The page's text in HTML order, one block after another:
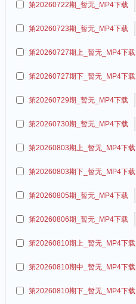
第20260722期_暂无_MP4下载
第20260723期_暂无_MP4下载
第20260727期上_暂无_MP4下载
第20260727期下_暂无_MP4下载
第20260729期_暂无_MP4下载
第20260730期_暂无_MP4下载
第20260803期上_暂无_MP4下载
第20260803期下_暂无_MP4下载
第20260805期_暂无_MP4下载
第20260806期_暂无_MP4下载
第20260810期上_暂无_MP4下载
第20260810期中_暂无_MP4下载
第20260810期下_暂无_MP4下载